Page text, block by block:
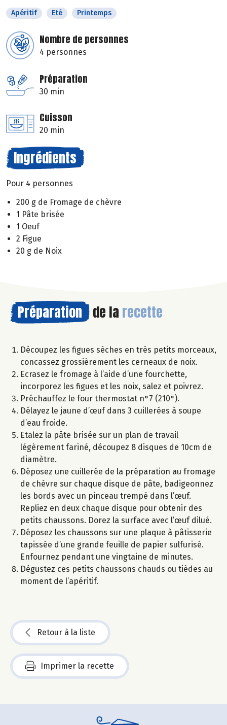
Apéritif Eté Printemps
Nombre de personnes
4 personnes
Préparation
30 min
Cuisson
20 min
Ingrédients
Pour 4 personnes
200 g de Fromage de chèvre
1 Pâte brisée
1 Oeuf
2 Figue
20 g de Noix
Préparation de la recette
Découpez les figues sèches en très petits morceaux,
concassez grossièrement les cerneaux de noix.
Ecrasez le fromage à l’aide d’une fourchette,
incorporez les figues et les noix, salez et poivrez.
Préchauffez le four thermostat n°7 (210°).
Délayez le jaune d’œuf dans 3 cuillerées à soupe
d’eau froide.
Etalez la pâte brisée sur un plan de travail
légèrement fariné, découpez 8 disques de 10cm de
diamètre.
Déposez une cuillerée de la préparation au fromage
de chèvre sur chaque disque de pâte, badigeonnez
les bords avec un pinceau trempé dans l’œuf.
Repliez en deux chaque disque pour obtenir des
petits chaussons. Dorez la surface avec l’œuf dilué.
Déposez les chaussons sur une plaque à pâtisserie
tapissée d’une grande feuille de papier sulfurisé.
Enfournez pendant une vingtaine de minutes.
Dégustez ces petits chaussons chauds ou tièdes au
moment de l’apéritif.
Retour à la liste
Imprimer la recette